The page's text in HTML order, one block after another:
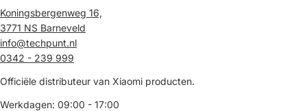
Koningsbergenweg 16,
3771 NS Barneveld
info@techpunt.nl
0342 - 239 999
Officiële distributeur van Xiaomi producten.
Werkdagen: 09:00 - 17:00